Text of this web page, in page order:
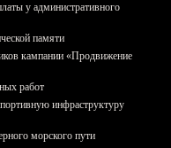
у административного
памяти
кампании «Продвижение
работ
инфраструктуру
морского пути